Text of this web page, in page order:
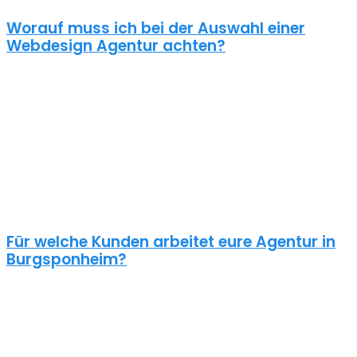
Worauf muss ich bei der Auswahl einer
Webdesign Agentur achten?
Für welche Kunden arbeitet eure Agentur in
Burgsponheim?